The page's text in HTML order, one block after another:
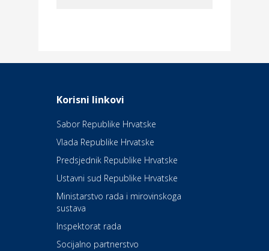
Daruvarske toplice – ljekovita
Kultura i edukacija
Kazalište Kerempuh
Kultura i edukacija
Kazalište ZKM
Auto-moto i tehnika
Korisni linkovi
Sabor Republike Hrvatske
Vlada Republike Hrvatske
Predsjednik Republike Hrvatske
Ustavni sud Republike Hrvatske
Ministarstvo rada i mirovinskoga
sustava
Inspektorat rada
Socijalno partnerstvo